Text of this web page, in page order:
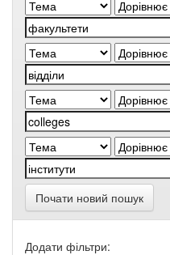
Почати новий пошук
Додати фільтри: